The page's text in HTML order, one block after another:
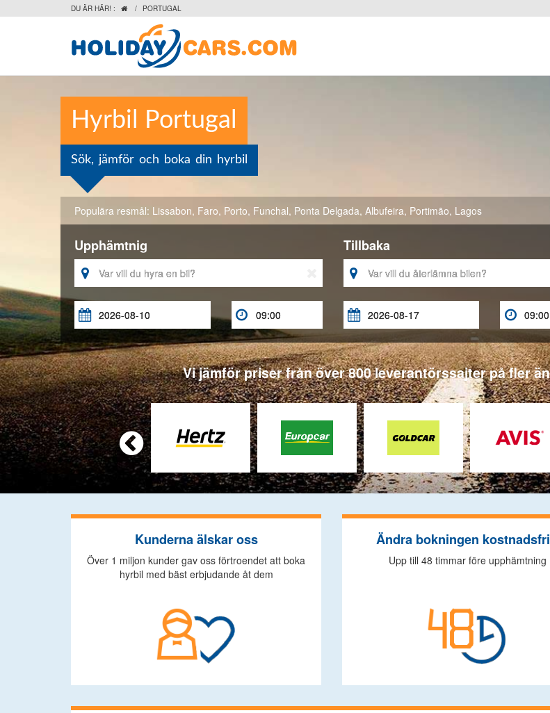
DU ÄR HÄR! :  / PORTUGAL
Hyrbil Portugal
Sök, jämför och boka din hyrbil
Populära resmål: Lissabon, Faro, Porto, Funchal, Ponta Delgada, Albufeira, Portimão, Lagos
Upphämtnig

 
Tillbaka

 
Vi jämför priser från över 800 leverantörssajter på fler

Kunderna älskar oss
Över 1 miljon kunder gav oss förtroendet att boka
hyrbil med bäst erbjudande åt dem
Ändra bokningen
Upp till 48 timmar före upphämtning